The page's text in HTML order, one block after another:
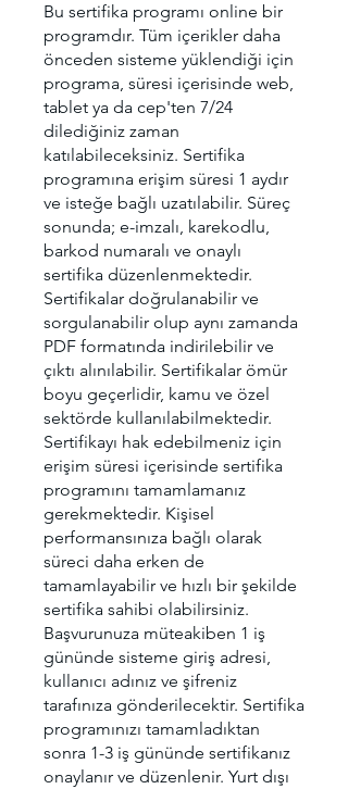
Bu sertifika programı online bir
programdır. Tüm içerikler daha
önceden sisteme yüklendiği için
programa, süresi içerisinde web,
tablet ya da cep'ten 7/24
dilediğiniz zaman
katılabileceksiniz. Sertifika
programına erişim süresi 1 aydır
ve isteğe bağlı uzatılabilir. Süreç
sonunda; e-imzalı, karekodlu,
barkod numaralı ve onaylı
sertifika düzenlenmektedir.
Sertifikalar doğrulanabilir ve
sorgulanabilir olup aynı zamanda
PDF formatında indirilebilir ve
çıktı alınılabilir. Sertifikalar ömür
boyu geçerlidir, kamu ve özel
sektörde kullanılabilmektedir.
Sertifikayı hak edebilmeniz için
erişim süresi içerisinde sertifika
programını tamamlamanız
gerekmektedir. Kişisel
performansınıza bağlı olarak
süreci daha erken de
tamamlayabilir ve hızlı bir şekilde
sertifika sahibi olabilirsiniz.
Başvurunuza müteakiben 1 iş
gününde sisteme giriş adresi,
kullanıcı adınız ve şifreniz
tarafınıza gönderilecektir. Sertifika
programınızı tamamladıktan
sonra 1-3 iş gününde sertifikanız
onaylanır ve düzenlenir. Yurt dışı